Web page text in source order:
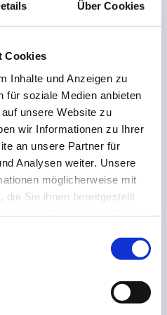
Über Cookies
Cookies
Inhalte und Anzeigen zu
für soziale Medien anbieten
unsere Website zu
wir Informationen zu Ihrer
an unsere Partner für
Analysen weiter. Unsere
möglicherweise mit
die Sie ihnen bereitgestellt
sich durch das vielfältige
ergab, so nachhaltig
Tag an habe
vertrauensvoll
ist.“
Arbeitstages ist die Beratung
priorisiere diese nach ihrer
Cappuccino in meiner Hand.